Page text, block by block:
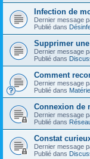
Infection de
Dernier message
Publié dans
Supprimer
Dernier message
Publié dans
Comment
Dernier message
Publié dans
Connexion de
Dernier message
Publié dans
Constat
Dernier message
Publié dans